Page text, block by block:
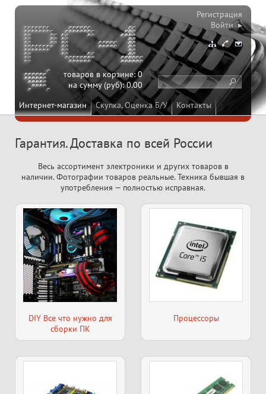
Интернет-магазин Скупка, Оценка Б/У Контакты
товаров в корзине:0
на сумму (руб):0.00
Регистрация
Войти ▸
Гарантия. Доставка по всей России
Весь ассортимент электроники и других товаров в
наличии. Фотографии товаров реальные. Техника бывшая в
употребления — полностью исправная.
DIY Все что нужно для
сборки ПК
Процессоры